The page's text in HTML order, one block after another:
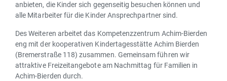
anbieten, die Kinder sich gegenseitig besuchen können und
alle Mitarbeiter für die Kinder Ansprechpartner sind.
Des Weiteren arbeitet das Kompetenzzentrum Achim-Bierden
eng mit der kooperativen Kindertagesstätte Achim Bierden
(Bremerstraße 118) zusammen. Gemeinsam führen wir
attraktive Freizeitangebote am Nachmittag für Familien in
Achim-Bierden durch.